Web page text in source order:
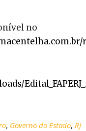
no
, Governo do Estado, RJ